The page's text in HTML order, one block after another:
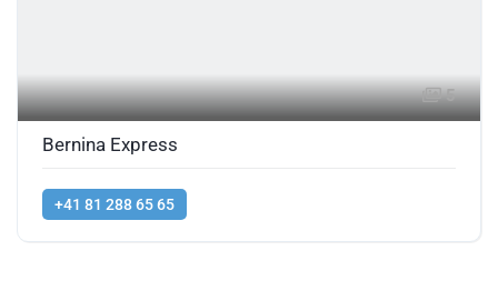
5
Bernina Express
+41 81 288 65 65